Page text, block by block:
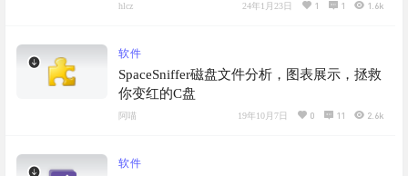
hlcz 24年1月23日 1 1 1.6k
软件
SpaceSniffer磁盘文件分析，图表展示，拯救
你变红的C盘
阿喵 19年10月7日 0 11 2.6k
软件